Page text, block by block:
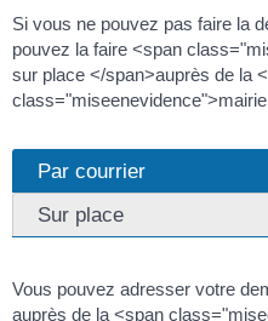
Si vous ne pouvez pas faire la
pouvez la faire <span
sur place </span>auprès de la
Par courrier
Sur place
Vous pouvez adresser votre
auprès de la <span